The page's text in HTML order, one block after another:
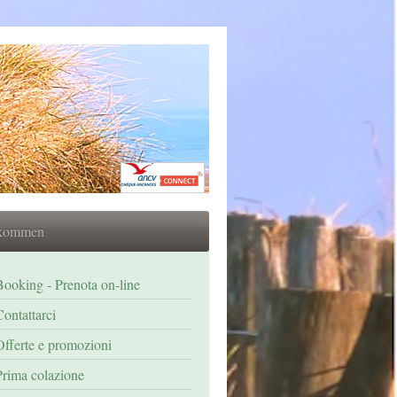
- Prenota on-line
e promozioni
colazione